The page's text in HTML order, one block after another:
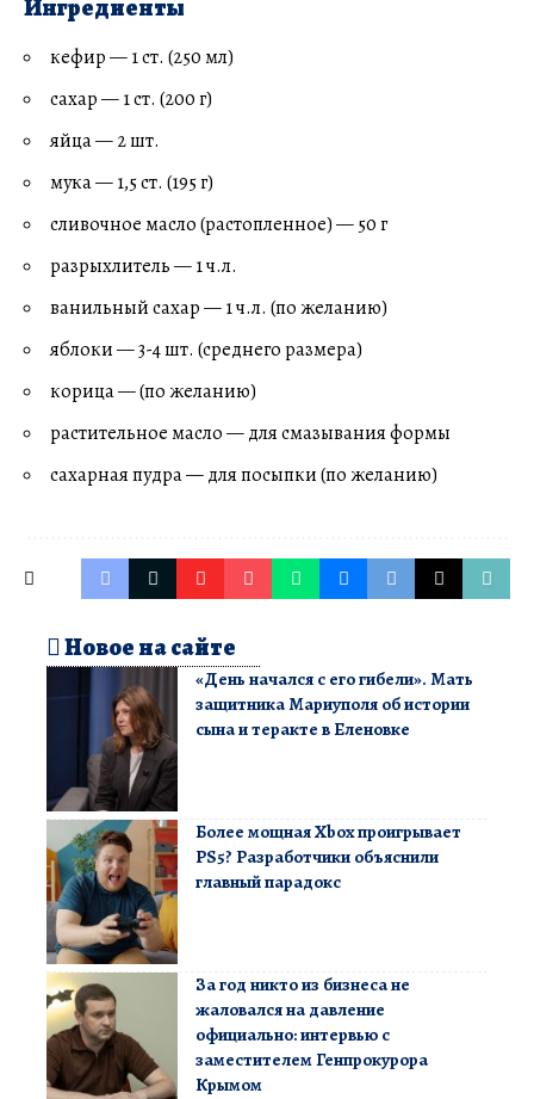
Ингредиенты
кефир — 1 ст. (250 мл)
сахар — 1 ст. (200 г)
яйца — 2 шт.
мука — 1,5 ст. (195 г)
сливочное масло (растопленное) — 50 г
разрыхлитель — 1 ч.л.
ванильный сахар — 1 ч.л. (по желанию)
яблоки — 3-4 шт. (среднего размера)
корица — (по желанию)
растительное масло — для смазывания формы
сахарная пудра — для посыпки (по желанию)
Новое на сайте
«День начался с его гибели». Мать
защитника Мариуполя об истории
сына и теракте в Еленовке
Более мощная Xbox проигрывает
PS5? Разработчики объяснили
главный парадокс
За год никто из бизнеса не
жаловался на давление
официально: интервью с
заместителем Генпрокурора
Крымом